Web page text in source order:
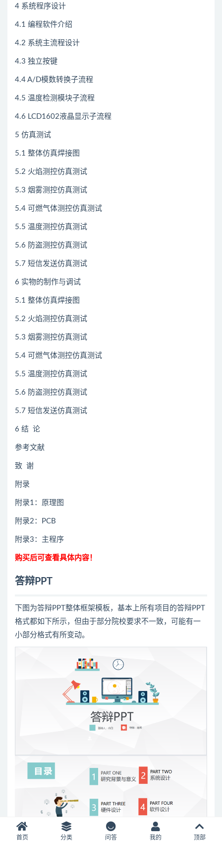
4 系统程序设计
4.1 编程软件介绍
4.2 系统主流程设计
4.3 独立按键
4.4 A/D模数转换子流程
4.5 温度检测模块子流程
4.6 LCD1602液晶显示子流程
5 仿真测试
5.1 整体仿真焊接图
5.2 火焰测控仿真测试
5.3 烟雾测控仿真测试
5.4 可燃气体测控仿真测试
5.5 温度测控仿真测试
5.6 防盗测控仿真测试
5.7 短信发送仿真测试
6 实物的制作与调试
5.1 整体仿真焊接图
5.2 火焰测控仿真测试
5.3 烟雾测控仿真测试
5.4 可燃气体测控仿真测试
5.5 温度测控仿真测试
5.6 防盗测控仿真测试
5.7 短信发送仿真测试
6 结 论
参考文献
致 谢
附录
附录1：原理图
附录2：PCB
附录3：主程序
购买后可查看具体内容！
答辩PPT
下图为答辩PPT整体框架模板，基本上所有项目的答辩PPT
格式都如下所示，但由于部分院校要求不一致，可能有一
小部分格式有所变动。
首页 分类 问答 我的 顶部